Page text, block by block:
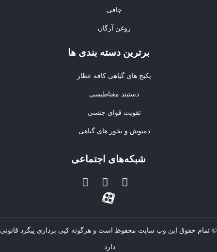
چاقی
روغن آرگان
برترین‌ دسته بندی ها
پکیج های گیاهی کافه عطار
دستبند مغناطیسی
تقویت قوای جنسی
دمنوش و بخور های گیاهی
شبکه‌های اجتماعی
© تمام حقوق این وب سایت محفوظ است و هرگونه کپی برداری پیگرد قانونی
دارد.